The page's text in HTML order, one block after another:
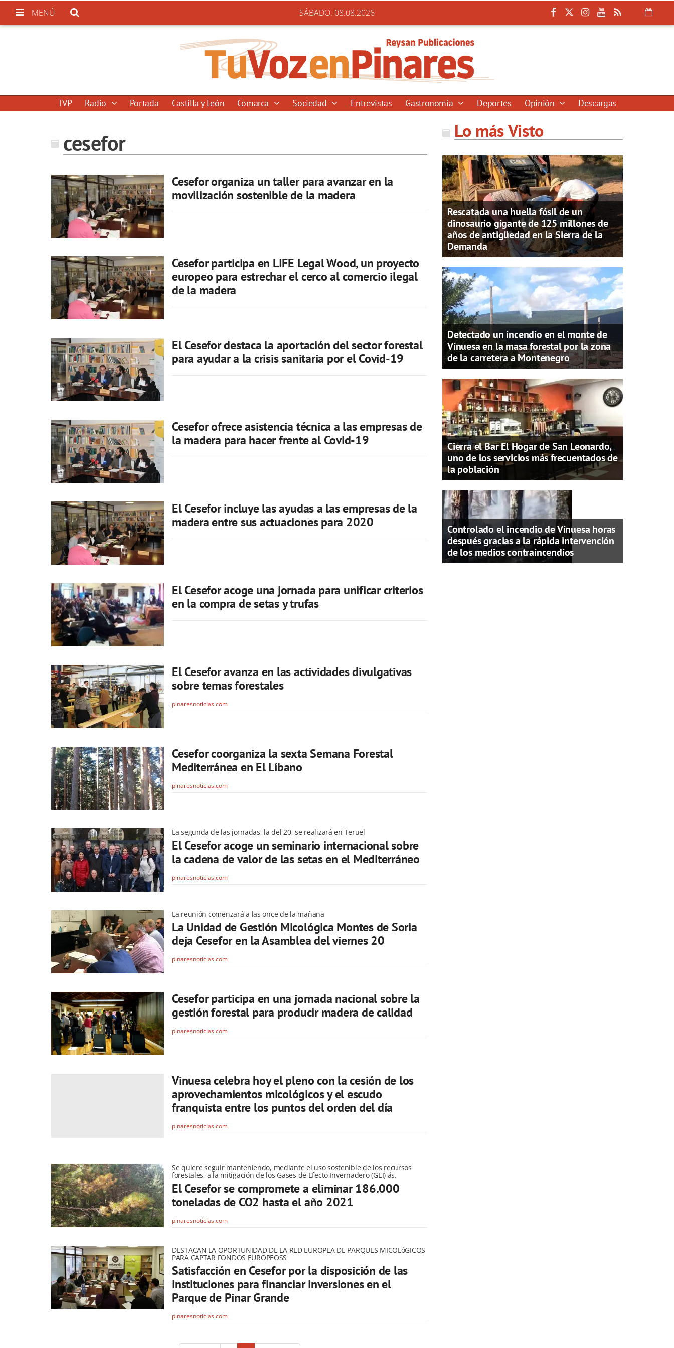
MENÚ SÁBADO. 08.08.2026
TVP Radio Portada Castilla y León Comarca Sociedad Entrevistas Gastronomía Deportes Opinión Descargas
cesefor
Cesefor organiza un taller para avanzar en la
movilización sostenible de la madera
Cesefor participa en LIFE Legal Wood, un proyecto
europeo para estrechar el cerco al comercio ilegal
de la madera
El Cesefor destaca la aportación del sector forestal
para ayudar a la crisis sanitaria por el Covid-19
Cesefor ofrece asistencia técnica a las empresas de
la madera para hacer frente al Covid-19
El Cesefor incluye las ayudas a las empresas de la
madera entre sus actuaciones para 2020
El Cesefor acoge una jornada para unificar criterios
en la compra de setas y trufas
El Cesefor avanza en las actividades divulgativas
sobre temas forestales
pinaresnoticias.com
Cesefor coorganiza la sexta Semana Forestal
Mediterránea en El Líbano
pinaresnoticias.com
La segunda de las jornadas, la del 20, se realizará en Teruel
El Cesefor acoge un seminario internacional sobre
la cadena de valor de las setas en el Mediterráneo
pinaresnoticias.com
La reunión comenzará a las once de la mañana
La Unidad de Gestión Micológica Montes de Soria
deja Cesefor en la Asamblea del viernes 20
pinaresnoticias.com
Cesefor participa en una jornada nacional sobre la
gestión forestal para producir madera de calidad
pinaresnoticias.com
Vinuesa celebra hoy el pleno con la cesión de los
aprovechamientos micológicos y el escudo
franquista entre los puntos del orden del día
pinaresnoticias.com
Se quiere seguir manteniendo, mediante el uso sostenible de los recursos
forestales, a la mitigación de los Gases de Efecto Invernadero (GEI) ás.
El Cesefor se compromete a eliminar 186.000
toneladas de CO2 hasta el año 2021
pinaresnoticias.com
DESTACAN LA OPORTUNIDAD DE LA RED EUROPEA DE PARQUES MICOLóGICOS
PARA CAPTAR FONDOS EUROPEOSS
Satisfacción en Cesefor por la disposición de las
instituciones para financiar inversiones en el
Parque de Pinar Grande
pinaresnoticias.com
Lo más Visto
Rescatada una huella fósil de un
dinosaurio gigante de 125 millones de
años de antigüedad en la Sierra de la
Demanda
Detectado un incendio en el monte de
Vinuesa en la masa forestal por la zona
de la carretera a Montenegro
Cierra el Bar El Hogar de San Leonardo,
uno de los servicios más frecuentados de
la población
Controlado el incendio de Vinuesa horas
después gracias a la rápida intervención
de los medios contraincendios